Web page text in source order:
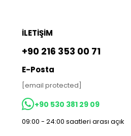
İLETİŞİM
+90 216 353 00 71
E-Posta
[email protected]
+90 530 381 29 09
09:00 - 24:00 saatleri arası açık